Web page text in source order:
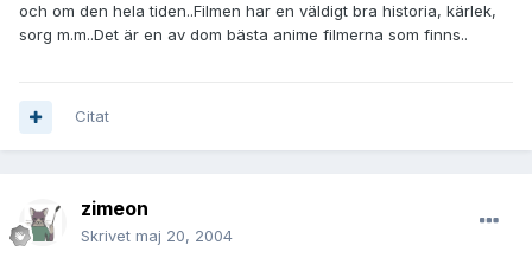
och om den hela tiden..Filmen har en väldigt bra historia, kärlek,
sorg m.m..Det är en av dom bästa anime filmerna som finns..
Citat
zimeon
Skrivet maj 20, 2004